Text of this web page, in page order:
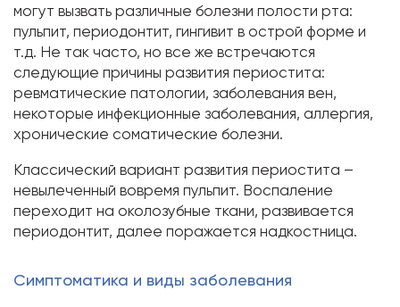
могут вызвать различные болезни полости рта:
пульпит, периодонтит, гингивит в острой форме и
т.д. Не так часто, но все же встречаются
следующие причины развития периостита:
ревматические патологии, заболевания вен,
некоторые инфекционные заболевания, аллергия,
хронические соматические болезни.
Классический вариант развития периостита –
невылеченный вовремя пульпит. Воспаление
переходит на околозубные ткани, развивается
периодонтит, далее поражается надкостница.
Симптоматика и виды заболевания